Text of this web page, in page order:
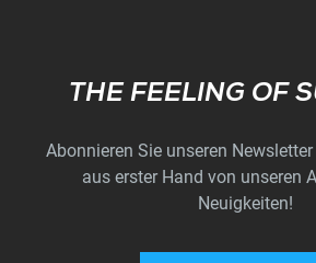
THE FEELING OF
Abonnieren Sie unseren
aus erster Hand von unseren
Neuigkeiten!